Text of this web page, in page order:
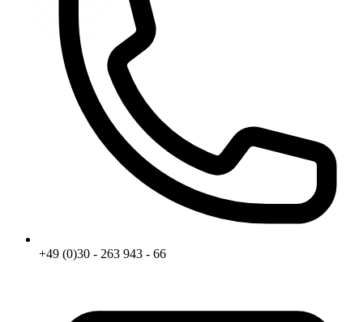
+49 (0)30 - 263 943 - 66